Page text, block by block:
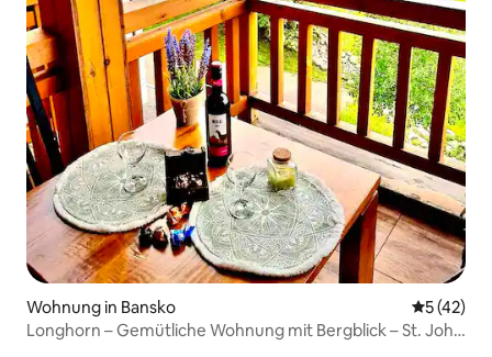
Wohnung in Bansko
5 (42)
Longhorn – Gemütliche Wohnung mit Bergblick – St. John